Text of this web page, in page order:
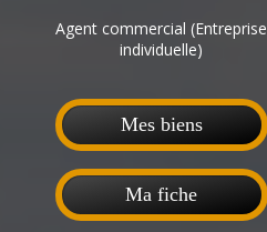
Agent commercial (Entreprise
individuelle)
Mes biens
Ma fiche